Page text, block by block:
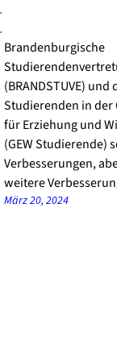
Brandenburgische
(BRANDSTUVE) und
Studierenden in der
für Erziehung und
(GEW Studierende)
Verbesserungen,
weitere
März 20, 2024